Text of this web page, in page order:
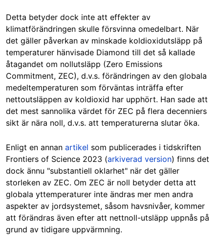
Detta betyder dock inte att effekter av
klimatförändringen skulle försvinna omedelbart. När
det gäller påverkan av minskade koldioxidutsläpp på
temperaturer hänvisade Diamond till det så kallade
åtagandet om nollutsläpp (Zero Emissions
Commitment, ZEC), d.v.s. förändringen av den globala
medeltemperaturen som förväntas inträffa efter
nettoutsläppen av koldioxid har upphört. Han sade att
det mest sannolika värdet för ZEC på flera decenniers
sikt är nära noll, d.v.s. att temperaturerna slutar öka.
Enligt en annan artikel som publicerades i tidskriften
Frontiers of Science 2023 (arkiverad version) finns det
dock ännu "substantiell oklarhet" när det gäller
storleken av ZEC. Om ZEC är noll betyder detta att
globala yttemperaturer inte ändras mer men andra
aspekter av jordsystemet, såsom havsnivåer, kommer
att förändras även efter att nettnoll-utsläpp uppnås på
grund av tidigare uppvärmning.